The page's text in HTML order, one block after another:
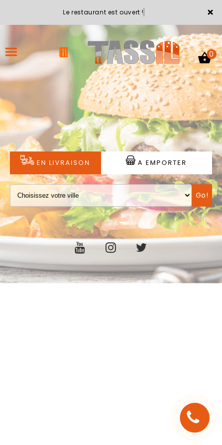
×
Le restaurant est ouvert !
ACCUEIL
LA CARTE
VOTRE COMPTE
NOTRE RESTAURANT
VOS AVIS
MENTIONS LÉGALES
C.G.V
0
EN LIVRAISON A EMPORTER
Go!